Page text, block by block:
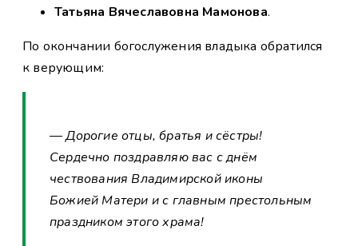
Татьяна Вячеславовна Мамонова.
По окончании богослужения владыка обратился
к верующим:
— Дорогие отцы, братья и сёстры!
Сердечно поздравляю вас с днём
чествования Владимирской иконы
Божией Матери и с главным престольным
праздником этого храма!